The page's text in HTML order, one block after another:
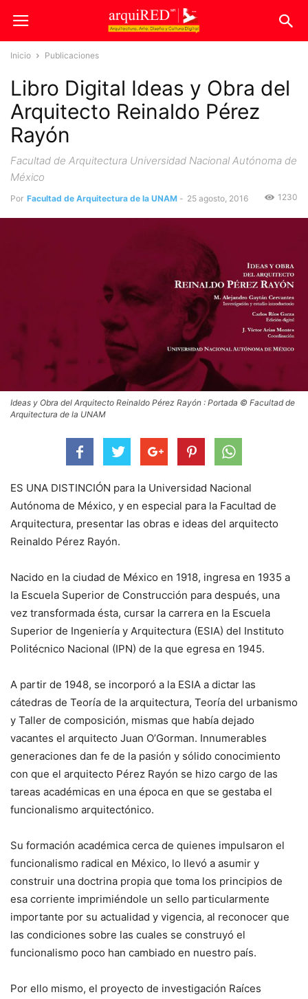
Inicio Publicaciones
Libro Digital Ideas y Obra del
Arquitecto Reinaldo Pérez
Rayón
Facultad de Arquitectura Universidad Nacional Autónoma de
México
Por Facultad de Arquitectura de la UNAM - 25 agosto, 2016 1230
Ideas y Obra del Arquitecto Reinaldo Pérez Rayón : Portada © Facultad de
Arquitectura de la UNAM
ES UNA DISTINCIÓN para la Universidad Nacional
Autónoma de México, y en especial para la Facultad de
Arquitectura, presentar las obras e ideas del arquitecto
Reinaldo Pérez Rayón.
Nacido en la ciudad de México en 1918, ingresa en 1935 a
la Escuela Superior de Construcción para después, una
vez transformada ésta, cursar la carrera en la Escuela
Superior de Ingeniería y Arquitectura (ESIA) del Instituto
Politécnico Nacional (IPN) de la que egresa en 1945.
A partir de 1948, se incorporó a la ESIA a dictar las
cátedras de Teoría de la arquitectura, Teoría del urbanismo
y Taller de composición, mismas que había dejado
vacantes el arquitecto Juan O’Gorman. Innumerables
generaciones dan fe de la pasión y sólido conocimiento
con que el arquitecto Pérez Rayón se hizo cargo de las
tareas académicas en una época en que se gestaba el
funcionalismo arquitectónico.
Su formación académica cerca de quienes impulsaron el
funcionalismo radical en México, lo llevó a asumir y
construir una doctrina propia que toma los principios de
esa corriente imprimiéndole un sello particularmente
importante por su actualidad y vigencia, al reconocer que
las condiciones sobre las cuales se construyó el
funcionalismo poco han cambiado en nuestro país.
Por ello mismo, el proyecto de investigación Raíces